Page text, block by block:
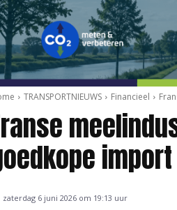
TRANSPORTNIEUWS Financieel
import
zaterdag 6 juni 2026 om 19:13 uur